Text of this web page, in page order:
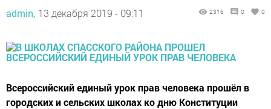
admin, 13 декабря 2019 - 09:11 2316 0 0
Всероссийский единый урок прав человека прошёл в
городских и сельских школах ко дню Конституции